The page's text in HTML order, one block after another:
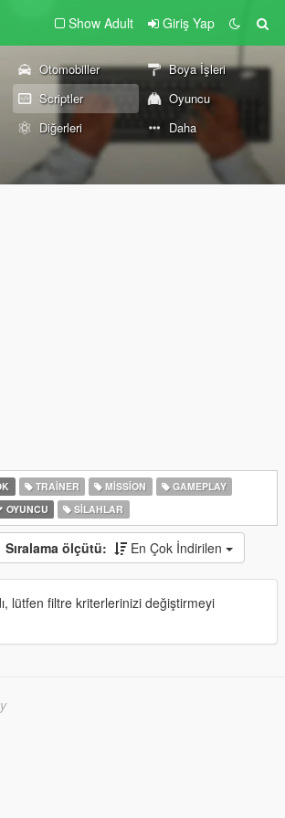
Show Adult Giriş Yap
Otomobiller
Boya İşleri
Scriptler
Oyuncu
Diğerleri Daha
TRAINER MISSION
GAMEPLAY
OYUNCU SILAHLAR
Sıralama ölçütü: En Çok İndirilen
lütfen filtre kriterlerinizi değiştirmeyi